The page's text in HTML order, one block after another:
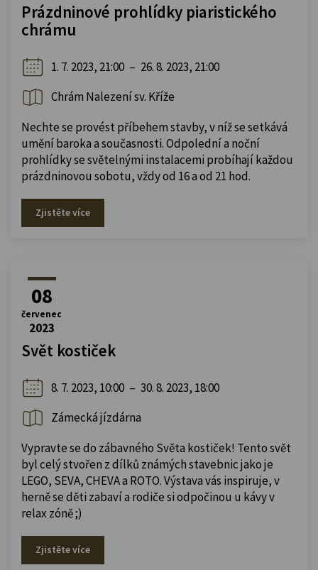
Prázdninové prohlídky piaristického
chrámu
1. 7. 2023, 21:00 – 26. 8. 2023, 21:00
Chrám Nalezení sv. Kříže
Nechte se provést příbehem stavby, v níž se setkává
umění baroka a současnosti. Odpolední a noční
prohlídky se světelnými instalacemi probíhají každou
prázdninovou sobotu, vždy od 16 a od 21 hod.
Zjistěte více
08
červenec
2023
Svět kostiček
8. 7. 2023, 10:00 – 30. 8. 2023, 18:00
Zámecká jízdárna
Vypravte se do zábavného Světa kostiček! Tento svět
byl celý stvořen z dílků známých stavebnic jako je
LEGO, SEVA, CHEVA a ROTO. Výstava vás inspiruje, v
herně se děti zabaví a rodiče si odpočinou u kávy v
relax zóně ;)
Zjistěte více